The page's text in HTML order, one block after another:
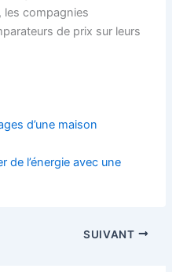
les compagnies
de prix sur leurs
d’une maison
de l’énergie avec une
SUIVANT